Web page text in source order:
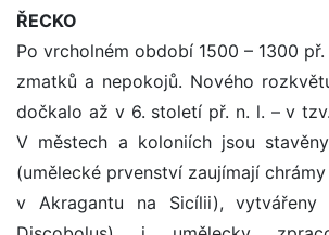
ŘECKO
Po vrcholném období 1500 – 1300
zmatků a nepokojů. Nového
dočkalo až v 6. století př. n. l. – v
V městech a koloniích jsou
(umělecké prvenství zaujímají
v Akragantu na Sicílii), vytvářeny